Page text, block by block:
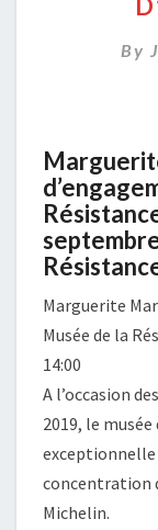
By
Marguerite
Musée de la
14:00
A l’occasion
2019, le
exceptionnelle
concentration
Michelin.